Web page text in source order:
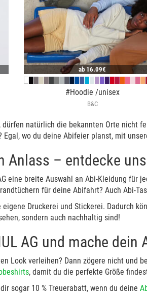
ab 16.09€
#Hoodie /unisex
B&C
dürfen natürlich die bekannten Orte
Egal, wo du deine Abifeier planst, mit
Anlass – entdecke
eine breite Auswahl an Abi-Kleidung
für deine Abifahrt? Auch Abi-
eigene Druckerei und Stickerei. Dadurch
sondern auch nachhaltig sind!
AG und mache
Look verleihen? Dann zögere nicht und
, damit du die perfekte Größe
sogar 10 % Treuerabatt, wenn du deine